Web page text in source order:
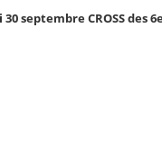
septembre CROSS des